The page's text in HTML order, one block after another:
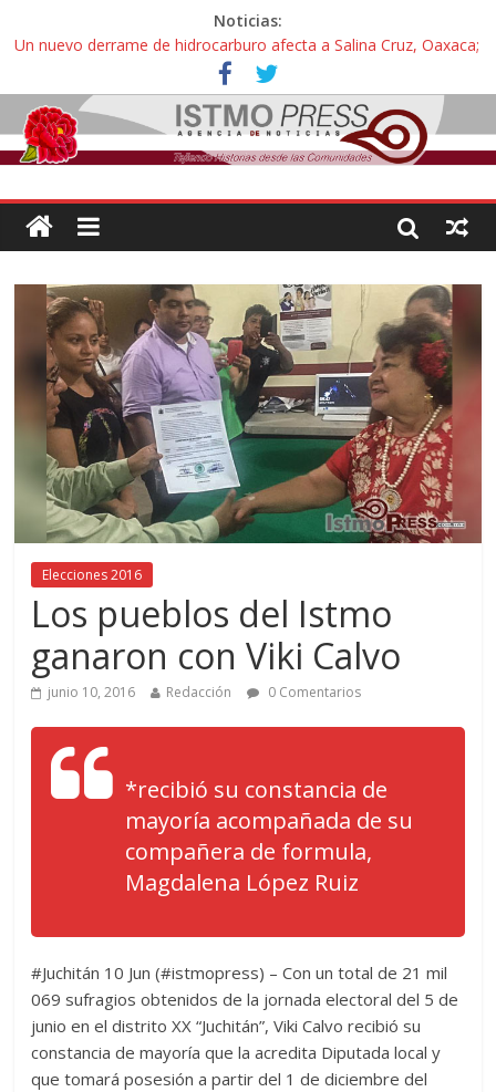
Noticias:
Un nuevo derrame de hidrocarburo afecta a Salina Cruz, Oaxaca;
ahora pescadores de Salinas del Marqués denuncian daños de
Pemex
Ángel, el joven autista expulsado por la Universidad Bienestar de
Ixtepec, Oaxaca vuelve a las aulas tras amparo
Familiares de periodista Alejandro Leyva se reúnen con titular de
intelectuales de su asesinato
Alertan pescadores de Juchitán, Oaxaca de nuevo despojo de su
Pescadores y comuneros ikoots detienen la extracción ilegal de
material pétreo de gravera Oyamel
Elecciones 2016
Los pueblos del Istmo
ganaron con Viki Calvo
junio 10, 2016 Redacción 0 Comentarios
*recibió su constancia de
mayoría acompañada de su
compañera de formula,
Magdalena López Ruiz
#Juchitán 10 Jun (#istmopress) – Con un total de 21 mil
069 sufragios obtenidos de la jornada electoral del 5 de
junio en el distrito XX “Juchitán”, Viki Calvo recibió su
constancia de mayoría que la acredita Diputada local y
que tomará posesión a partir del 1 de diciembre del